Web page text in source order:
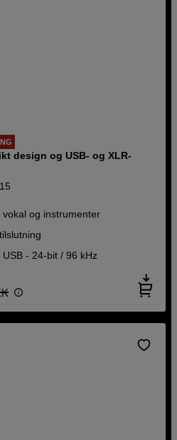
design og USB- og XLR-
og instrumenter
- 24-bit / 96 kHz